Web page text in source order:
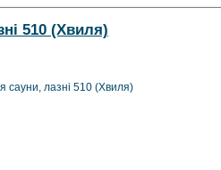
510 (Хвиля)
сауни, лазні 510 (Хвиля)